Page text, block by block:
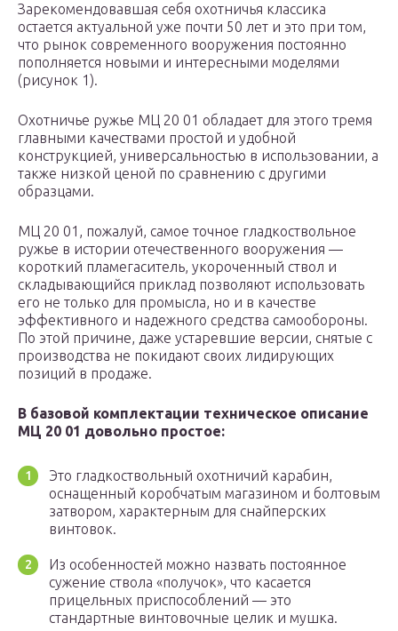
Зарекомендовавшая себя охотничья классика
остается актуальной уже почти 50 лет и это при том,
что рынок современного вооружения постоянно
пополняется новыми и интересными моделями
(рисунок 1).
Охотничье ружье МЦ 20 01 обладает для этого тремя
главными качествами простой и удобной
конструкцией, универсальностью в использовании, а
также низкой ценой по сравнению с другими
образцами.
МЦ 20 01, пожалуй, самое точное гладкоствольное
ружье в истории отечественного вооружения —
короткий пламегаситель, укороченный ствол и
складывающийся приклад позволяют использовать
его не только для промысла, но и в качестве
эффективного и надежного средства самообороны.
По этой причине, даже устаревшие версии, снятые с
производства не покидают своих лидирующих
позиций в продаже.
В базовой комплектации техническое описание
МЦ 20 01 довольно простое:
Это гладкоствольный охотничий карабин,
оснащенный коробчатым магазином и болтовым
затвором, характерным для снайперских
винтовок.
Из особенностей можно назвать постоянное
сужение ствола «получок», что касается
прицельных приспособлений — это
стандартные винтовочные целик и мушка.